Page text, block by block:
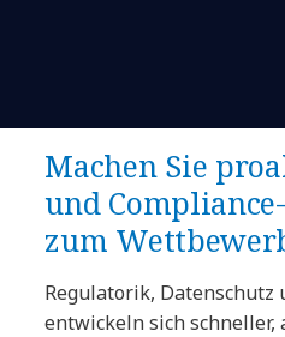
Machen Sie
und
zum
Regulatorik, Datenschutz
entwickeln sich schneller,